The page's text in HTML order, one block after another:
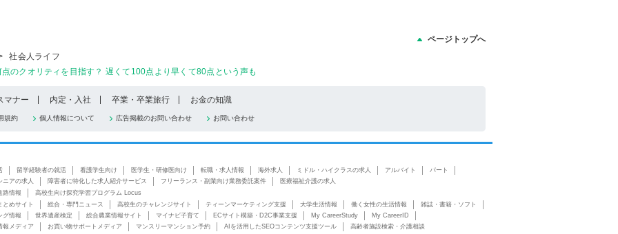
ページトップへ
社会人ライフ
のクオリティを目指す？ 遅くて100点より早くて80点という声も
マナー 内定・入社 卒業・卒業旅行 お金の知識
規約 個人情報について 広告掲載のお問い合わせ お問い合わせ
留学経験者の就活 看護学生向け 医学生・研修医向け 転職・求人情報 海外求人 ミドル・ハイクラスの求人 アルバイト
パート
ニアの求人
障害者に特化した求人紹介サービス フリーランス・副業向け業務委託案件
医療福祉介護の求人
路情報
高校生向け探究学習プログラム Locus
とめサイト 総合・専門ニュース 高校生のチャレンジサイト ティーンマーケティング支援 大学生活情報 働く女性の生活情報
雑誌・書籍・ソフト
グ情報
世界遺産検定 総合農業情報サイト マイナビ子育て ECサイト構築・D2C事業支援 My CareerStudy
My CareerID
報メディア
お買い物サポートメディア マンスリーマンション予約 AIを活用したSEOコンテンツ支援ツール 高齢者施設検索・介護相談